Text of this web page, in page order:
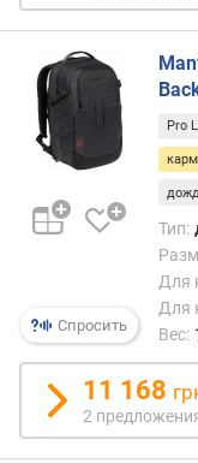
Спросить
Pro
Тип:
Для
Для
Вес:
11 168
2